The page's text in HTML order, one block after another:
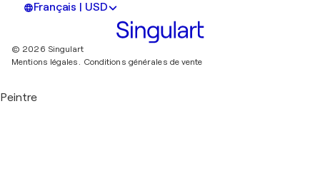
Français | USD
© 2026 Singulart
Mentions légales. Conditions générales de vente
Peintre